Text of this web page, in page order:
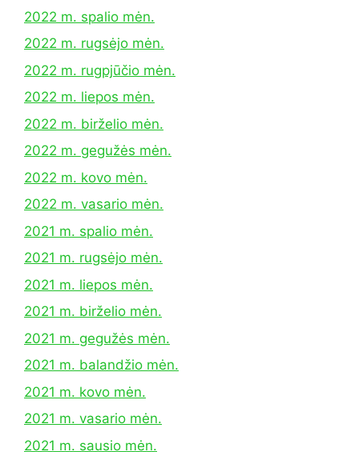
2022 m. spalio mėn.
2022 m. rugsėjo mėn.
2022 m. rugpjūčio mėn.
2022 m. liepos mėn.
2022 m. birželio mėn.
2022 m. gegužės mėn.
2022 m. kovo mėn.
2022 m. vasario mėn.
2021 m. spalio mėn.
2021 m. rugsėjo mėn.
2021 m. liepos mėn.
2021 m. birželio mėn.
2021 m. gegužės mėn.
2021 m. balandžio mėn.
2021 m. kovo mėn.
2021 m. vasario mėn.
2021 m. sausio mėn.